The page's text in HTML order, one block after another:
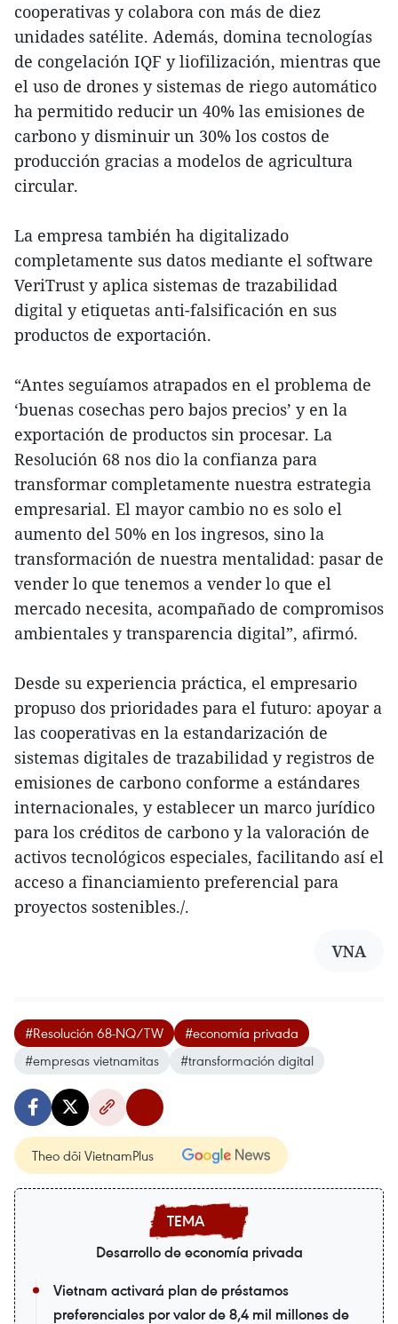
cooperativas y colabora con más de diez
unidades satélite. Además, domina tecnologías
de congelación IQF y liofilización, mientras que
el uso de drones y sistemas de riego automático
ha permitido reducir un 40% las emisiones de
carbono y disminuir un 30% los costos de
producción gracias a modelos de agricultura
circular.
La empresa también ha digitalizado
completamente sus datos mediante el software
VeriTrust y aplica sistemas de trazabilidad
digital y etiquetas anti-falsificación en sus
productos de exportación.
“Antes seguíamos atrapados en el problema de
‘buenas cosechas pero bajos precios’ y en la
exportación de productos sin procesar. La
Resolución 68 nos dio la confianza para
transformar completamente nuestra estrategia
empresarial. El mayor cambio no es solo el
aumento del 50% en los ingresos, sino la
transformación de nuestra mentalidad: pasar de
vender lo que tenemos a vender lo que el
mercado necesita, acompañado de compromisos
ambientales y transparencia digital”, afirmó.
Desde su experiencia práctica, el empresario
propuso dos prioridades para el futuro: apoyar a
las cooperativas en la estandarización de
sistemas digitales de trazabilidad y registros de
emisiones de carbono conforme a estándares
internacionales, y establecer un marco jurídico
para los créditos de carbono y la valoración de
activos tecnológicos especiales, facilitando así el
acceso a financiamiento preferencial para
proyectos sostenibles./.
VNA
#Resolución 68-NQ/TW
#economía privada
#empresas vietnamitas
#transformación digital
Theo dõi VietnamPlus
Desarrollo de economía privada
Vietnam activará plan de préstamos
preferenciales por valor de 8,4 mil millones de